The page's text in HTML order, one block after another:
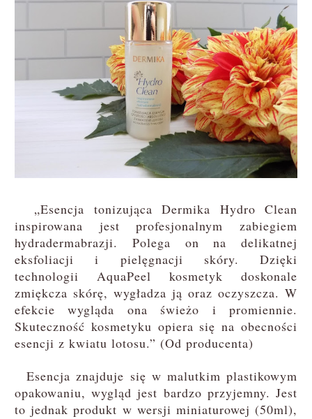
„Esencja tonizująca Dermika Hydro Clean
inspirowana jest profesjonalnym zabiegiem
hydradermabrazji. Polega on na delikatnej
eksfoliacji i pielęgnacji skóry. Dzięki
technologii AquaPeel kosmetyk doskonale
zmiękcza skórę, wygładza ją oraz oczyszcza. W
efekcie wygląda ona świeżo i promiennie.
Skuteczność kosmetyku opiera się na obecności
esencji z kwiatu lotosu.” (Od producenta)
Esencja znajduje się w malutkim plastikowym
opakowaniu, wygląd jest bardzo przyjemny. Jest
to jednak produkt w wersji miniaturowej (50ml),